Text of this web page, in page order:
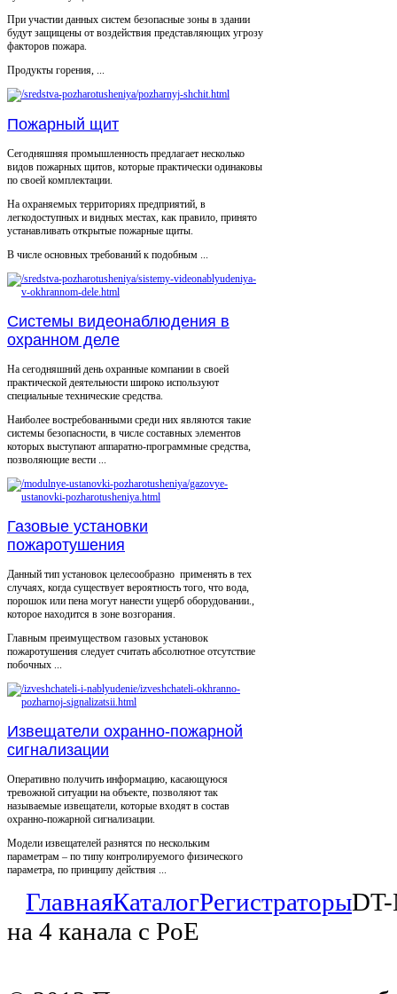
При участии данных систем безопасные зоны в здании
будут защищены от воздействия представляющих угрозу
факторов пожара.
Продукты горения, ...
Пожарный щит
Сегодняшняя промышленность предлагает несколько
видов пожарных щитов, которые практически одинаковы
по своей комплектации.
На охраняемых территориях предприятий, в
легкодоступных и видных местах, как правило, принято
устанавливать открытые пожарные щиты.
В числе основных требований к подобным ...
Системы видеонаблюдения в
охранном деле
На сегодняшний день охранные компании в своей
практической деятельности широко используют
специальные технические средства.
Наиболее востребованными среди них являются такие
системы безопасности, в числе составных элементов
которых выступают аппаратно-программные средства,
позволяющие вести ...
Газовые установки
пожаротушения
Данный тип установок целесообразно применять в тех
случаях, когда существует вероятность того, что вода,
порошок или пена могут нанести ущерб оборудовании.,
которое находится в зоне возгорания.
Главным преимуществом газовых установок
пожаротушения следует считать абсолютное отсутствие
побочных ...
Извещатели охранно-пожарной
сигнализации
Оперативно получить информацию, касающуюся
тревожной ситуации на объекте, позволяют так
называемые извещатели, которые входят в состав
охранно-пожарной сигнализации.
Модели извещателей разнятся по нескольким
параметрам – по типу контролируемого физического
параметра, по принципу действия ...
ГлавнаяКаталогРегистраторыDT-
на 4 канала c PoE